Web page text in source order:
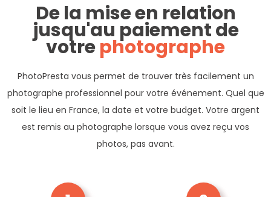
De la mise en relation
jusqu'au paiement de
votrephotographe
PhotoPresta vous permet de trouver très facilement un
photographe professionnel pour votre événement. Quel que
soit le lieu en France, la date et votre budget. Votre argent
est remis au photographe lorsque vous avez reçu vos
photos, pas avant.